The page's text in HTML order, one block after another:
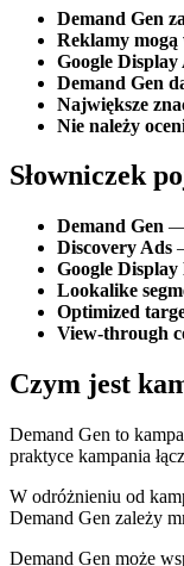
Demand Gen
Reklamy mogą
Google Display
Demand Gen
Największe
Nie należy
Słowniczek
Demand Gen —
Discovery Ads
Google
Lookalike
Optimized
View-through
Czym jest
Demand Gen to
praktyce kampania
W odróżnieniu od
Demand Gen zależy
Demand Gen może